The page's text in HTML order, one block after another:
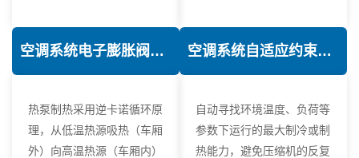
空调系统电子膨胀阀热力学优化技术
热泵制热采用逆卡诺循环原
理，从低温热源吸热（车厢
外）向高温热源（车厢内）
空调系统自适应约束控制技术
自动寻找环境温度、负荷等
参数下运行的最大制冷或制
热能力，避免压缩机的反复